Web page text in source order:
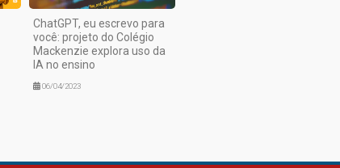
ChatGPT, eu escrevo para
você: projeto do Colégio
Mackenzie explora uso da
IA no ensino
06/04/2023